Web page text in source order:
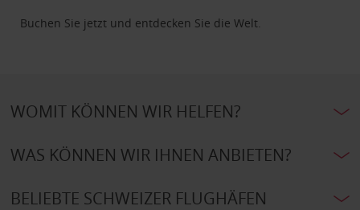
Buchen Sie jetzt und entdecken Sie die Welt.
WOMIT KÖNNEN WIR HELFEN?
WAS KÖNNEN WIR IHNEN ANBIETEN?
BELIEBTE SCHWEIZER FLUGHÄFEN